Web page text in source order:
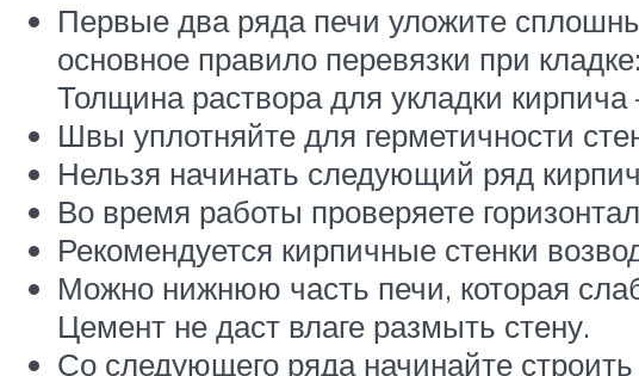
Первые два ряда печи уложите
основное правило перевязки при
Толщина раствора для укладки
Швы уплотняйте для герметичности
Нельзя начинать следующий ряд
Во время работы проверяете
Рекомендуется кирпичные стенки
Можно нижнюю часть печи, которая
Цемент не даст влаге размыть стену.
Со следующего ряда начинайте